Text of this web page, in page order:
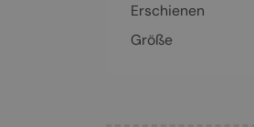
Erschienen
Größe